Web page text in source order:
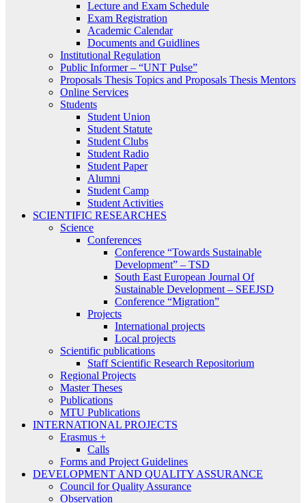
Lecture and Exam Schedule
Exam Registration
Academic Calendar
Documents and Guidlines
Institutional Regulation
Public Informer – “UNT Pulse”
Proposals Thesis Topics and Proposals Thesis Mentors
Online Services
Students
Student Union
Student Statute
Student Clubs
Student Radio
Student Paper
Alumni
Student Camp
Student Activities
SCIENTIFIC RESEARCHES
Science
Conferences
Conference “Towards Sustainable
Development” – TSD
South East European Journal Of
Sustainable Development – SEEJSD
Conference “Migration”
Projects
International projects
Local projects
Scientific publications
Staff Scientific Research Repositorium
Regional Projects
Master Theses
Publications
MTU Publications
INTERNATIONAL PROJECTS
Erasmus +
Calls
Forms and Project Guidelines
DEVELOPMENT AND QUALITY ASSURANCE
Council for Quality Assurance
Observation